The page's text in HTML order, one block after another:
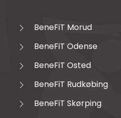
BeneFiT Morud
BeneFiT Odense
BeneFiT Osted
BeneFiT Rudkøbing
BeneFiT Skørping